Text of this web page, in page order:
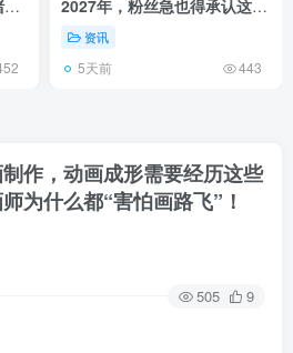
2027年，粉丝急也得承认这次
慢得有道理！
资讯
5天前 443
作，动画成形需要经历这些
为什么都“害怕画路飞”！
505 9